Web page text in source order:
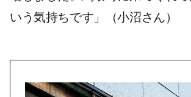
いう気持ちです」（小沼さん）